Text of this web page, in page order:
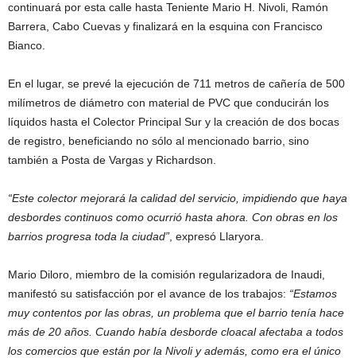
continuará por esta calle hasta Teniente Mario H. Nivoli, Ramón
Barrera, Cabo Cuevas y finalizará en la esquina con Francisco
Bianco.
En el lugar, se prevé la ejecución de 711 metros de cañería de 500
milímetros de diámetro con material de PVC que conducirán los
líquidos hasta el Colector Principal Sur y la creación de dos bocas
de registro, beneficiando no sólo al mencionado barrio, sino
también a Posta de Vargas y Richardson.
“Este colector mejorará la calidad del servicio, impidiendo que haya
desbordes continuos como ocurrió hasta ahora. Con obras en los
barrios progresa toda la ciudad” , expresó Llaryora.
Mario Diloro, miembro de la comisión regularizadora de Inaudi,
manifestó su satisfacción por el avance de los trabajos: “Estamos
muy contentos por las obras, un problema que el barrio tenía hace
más de 20 años. Cuando había desborde cloacal afectaba a todos
los comercios que están por la Nivoli y además, como era el único